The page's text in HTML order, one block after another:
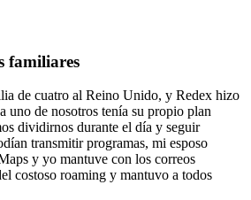
familiares
de cuatro al Reino Unido, y Redex hizo
uno de nosotros tenía su propio plan
dividirnos durante el día y seguir
transmitir programas, mi esposo
y yo mantuve con los correos
costoso roaming y mantuvo a todos